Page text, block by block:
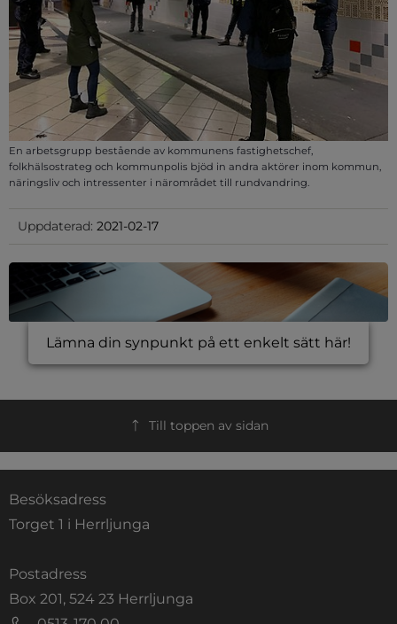
En arbetsgrupp bestående av kommunens fastighetschef,
folkhälsostrateg och kommunpolis bjöd in andra aktörer inom kommun,
näringsliv och intressenter i närområdet till rundvandring.
Uppdaterad: 2021-02-17
Lämna din synpunkt på ett enkelt sätt här!
Till toppen av sidan
Besöksadress
Torget 1 i Herrljunga
Postadress
Box 201, 524 23 Herrljunga